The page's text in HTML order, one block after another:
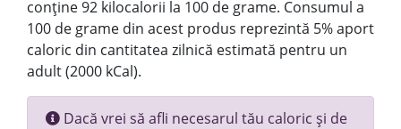
conține 92 kilocalorii la 100 de grame. Consumul a
100 de grame din acest produs reprezintă 5% aport
caloric din cantitatea zilnică estimată pentru un
adult (2000 kCal).
Dacă vrei să afli necesarul tău caloric și de